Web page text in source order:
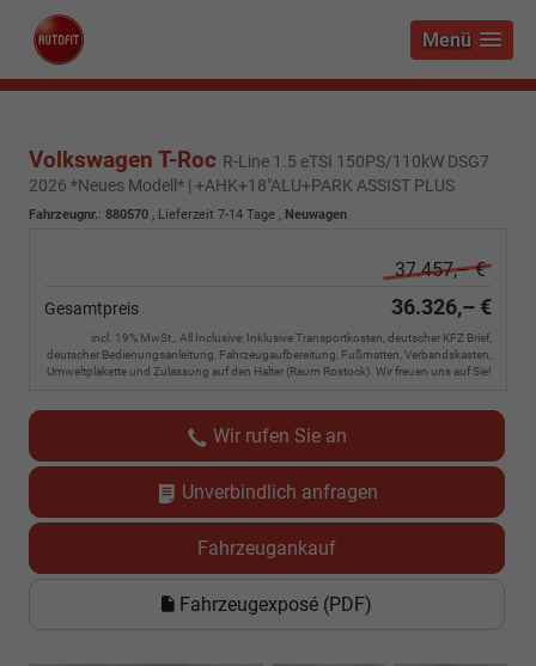
Menü
Volkswagen T-Roc R-Line 1.5 eTSI 150PS/110kW DSG7
2026 *Neues Modell* | +AHK+18"ALU+PARK ASSIST PLUS
Fahrzeugnr.: 880570 , Lieferzeit 7-14 Tage , Neuwagen
37.457,– €
Gesamtpreis 36.326,– €
incl. 19% MwSt., All Inclusive: Inklusive Transportkosten, deutscher KFZ Brief,
deutscher Bedienungsanleitung, Fahrzeugaufbereitung, Fußmatten, Verbandskasten,
Umweltplakette und Zulassung auf den Halter (Raum Rostock). Wir freuen uns auf Sie!
Wir rufen Sie an
Unverbindlich anfragen
Fahrzeugankauf
Fahrzeugexposé (PDF)